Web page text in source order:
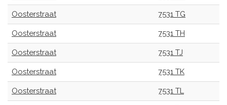
Oosterstraat 7531 TG
Oosterstraat 7531 TH
Oosterstraat 7531 TJ
Oosterstraat 7531 TK
Oosterstraat 7531 TL